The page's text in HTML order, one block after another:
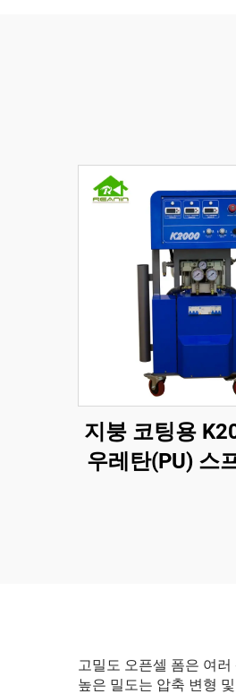
지붕 코팅용
우레탄(PU) 스
고밀도 오픈셀 폼은 여
높은 밀도는 압축 변형